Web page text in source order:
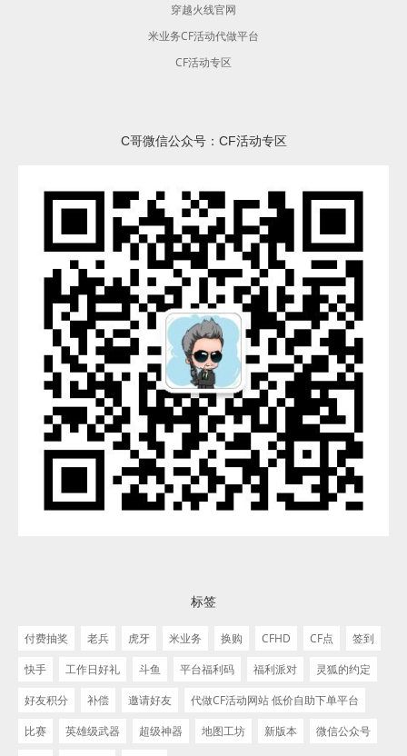
穿越火线官网
米业务CF活动代做平台
CF活动专区
C哥微信公众号：CF活动专区
标签
付费抽奖 老兵 虎牙 米业务 换购 CFHD CF点
签到
快手
工作日好礼 斗鱼 平台福利码 福利派对
灵狐的约定
好友积分
补偿 邀请好友
代做CF活动网站 低价自助下单平台
比赛
英雄级武器 超级神器 地图工坊 新版本
微信公众号